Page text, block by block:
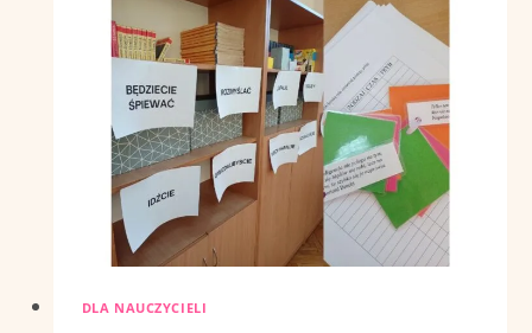
DLA NAUCZYCIELI